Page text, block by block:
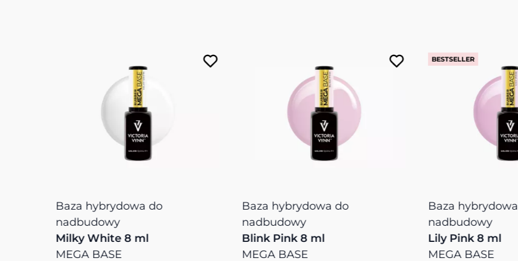
Baza hybrydowa do
nadbudowy
Milky White 8 ml
MEGA BASE
Baza hybrydowa do
nadbudowy
Blink Pink 8 ml
MEGA BASE
BESTSELLER
Baza hybrydowa do
nadbudowy
Lily Pink 8 ml
MEGA BASE